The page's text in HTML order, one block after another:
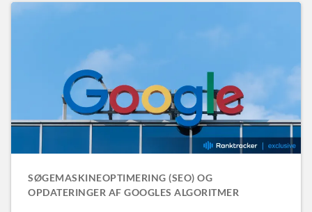
SØGEMASKINEOPTIMERING (SEO) OG
OPDATERINGER AF GOOGLES ALGORITMER